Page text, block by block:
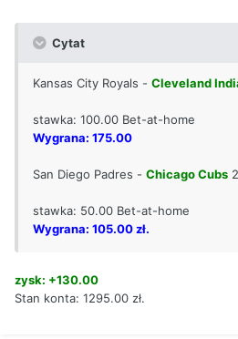
Cytat
Kansas City Royals - Cleveland
stawka: 100.00 Bet-at-home
Wygrana: 175.00
San Diego Padres - Chicago Cubs
stawka: 50.00 Bet-at-home
Wygrana: 105.00 zł.
zysk: +130.00
Stan konta: 1295.00 zł.